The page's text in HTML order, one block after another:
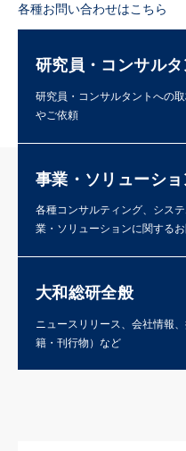
各種お問い合わせはこちら
研究員・コンサルタ
研究員・コンサルタントへの
やご依頼
事業・ソリューショ
各種コンサルティング、シス
業・ソリューションに関する
大和総研全般
ニュースリリース、会社情報
籍・刊行物）など